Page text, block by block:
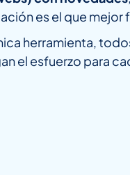
es el que mejor
herramienta,
el esfuerzo para